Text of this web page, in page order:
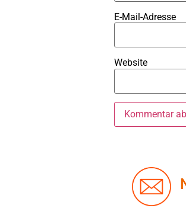
E-Mail-Adresse
Website